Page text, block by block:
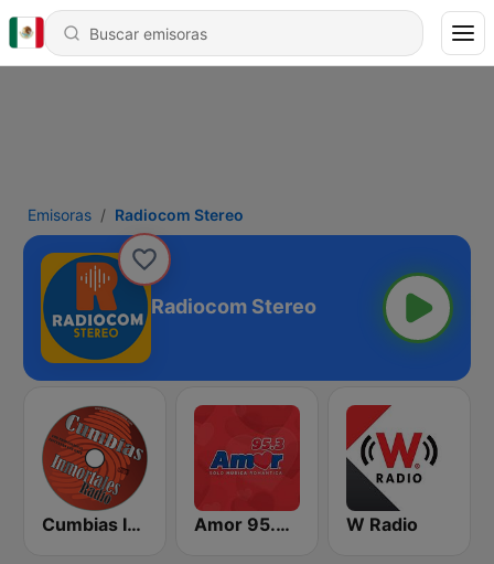
Emisoras Radiocom Stereo
Radiocom Stereo
Cumbias Inmortales Radio Amor 95.3 FM W Radio